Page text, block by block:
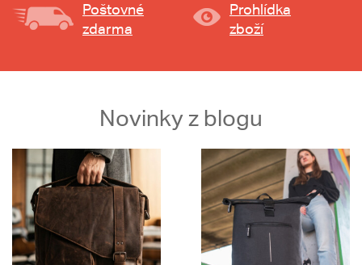
Poštovné
zdarma
Prohlídka
zboží
Novinky z blogu